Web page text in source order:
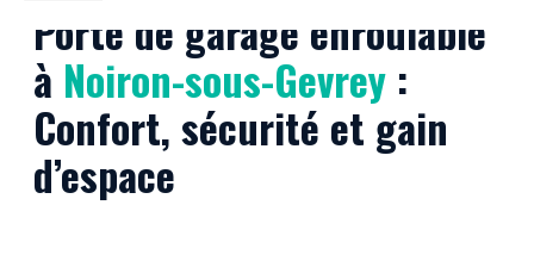
Porte de garage enroulable
à Noiron-sous-Gevrey :
Confort, sécurité et gain
d’espace